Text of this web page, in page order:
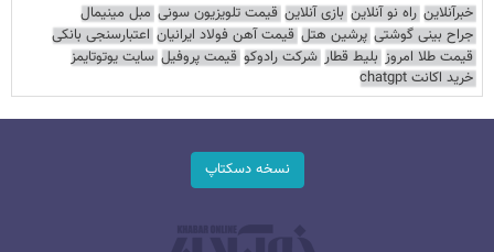
خبرآنلاین راه نو آنلاین بازی آنلاین قیمت تلویزیون سونی مبل مینیمال
جراح بینی گوشتی پرشین هتل قیمت آهن فولاد ایرانیان اعتبارسنجی بانکی
قیمت طلا امروز بلیط قطار شرکت رادوکو قیمت پروفیل سایت یوتوتایمز
خرید اکانت chatgpt
نسخه دسکتاپ